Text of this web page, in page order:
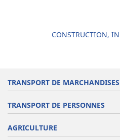
CONSTRUCTION,
TRANSPORT DE MARCHANDISES
TRANSPORT DE PERSONNES
AGRICULTURE